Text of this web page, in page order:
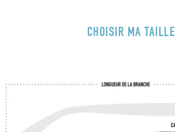
CHOISIR MA TAILLE